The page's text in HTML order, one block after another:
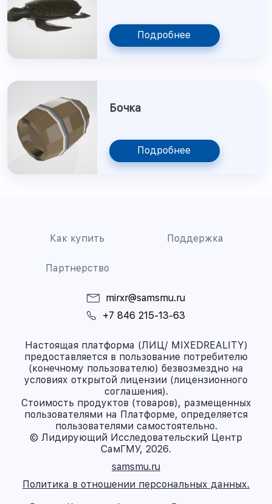
Подробнее
Бочка
Подробнее
Как купить Поддержка
Партнерство
mirxr@samsmu.ru
+7 846 215-13-63
Настоящая платформа (ЛИЦ/ MIXEDREALITY)
предоставляется в пользование потребителю
(конечному пользователю) безвозмездно на
условиях открытой лицензии (лицензионного
соглашения).
Стоимость продуктов (товаров), размещенных
пользователями на Платформе, определяется
пользователями самостоятельно.
© Лидирующий Исследовательский Центр
СамГМУ, 2026.
samsmu.ru
Политика в отношении персональных данных.